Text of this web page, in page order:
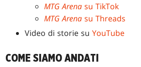
MTG Arena su TikTok
MTG Arena su Threads
Video di storie suYouTube
COME SIAMO ANDATI